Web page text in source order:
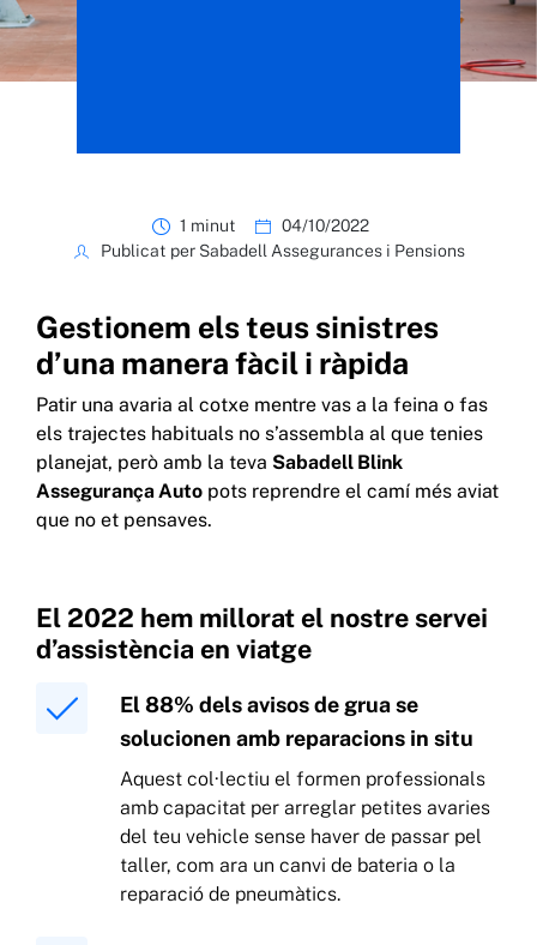
1 minut
04/10/2022
Publicat per Sabadell Assegurances i Pensions
Gestionem els teus sinistres
d’una manera fàcil i ràpida
Patir una avaria al cotxe mentre vas a la feina o fas
els trajectes habituals no s’assembla al que tenies
planejat, però amb la teva Sabadell Blink
Assegurança Auto pots reprendre el camí més aviat
que no et pensaves.
El 2022 hem millorat el nostre servei
d’assistència en viatge
El 88% dels avisos de grua se
solucionen amb reparacions in situ
Aquest col·lectiu el formen professionals
amb capacitat per arreglar petites avaries
del teu vehicle sense haver de passar pel
taller, com ara un canvi de bateria o la
reparació de pneumàtics.